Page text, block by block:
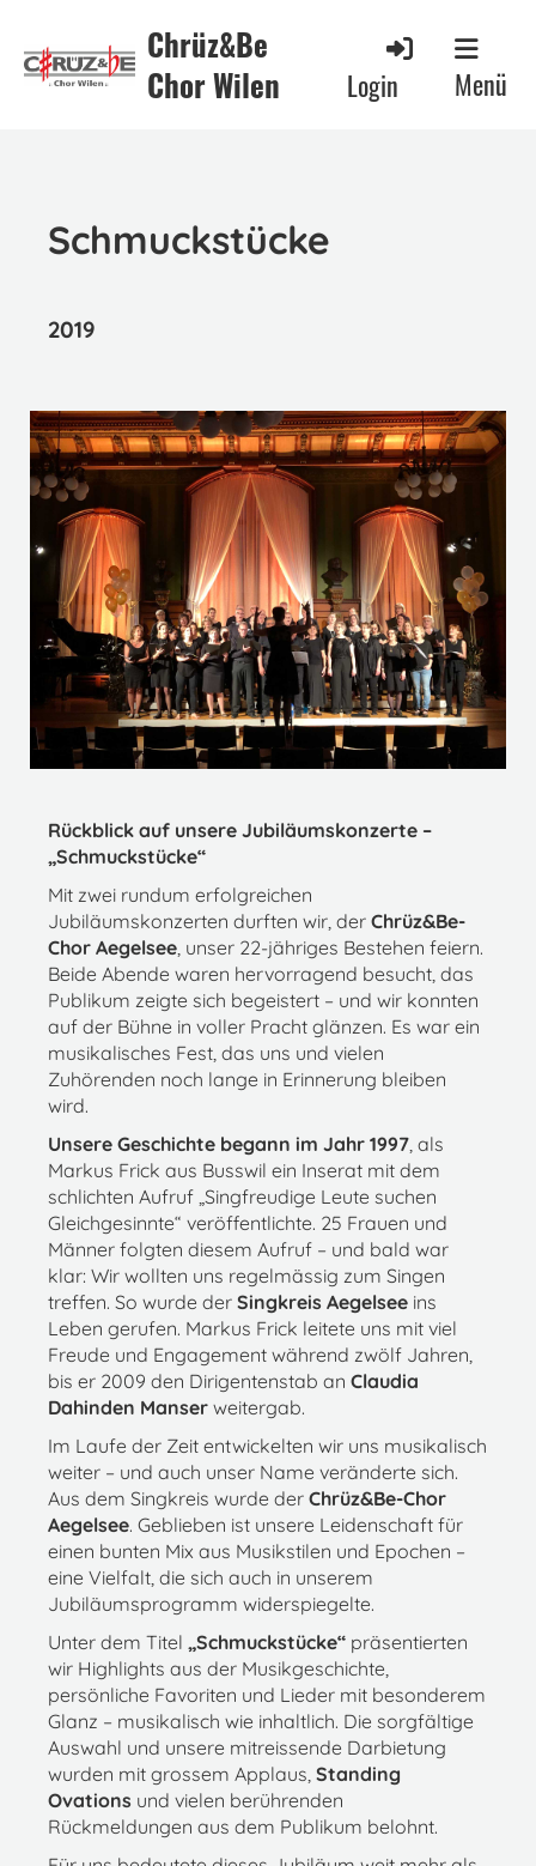
Chrüz&Be
Chor Wilen
Login Menü
Schmuckstücke
2019
Rückblick auf unsere Jubiläumskonzerte –
„Schmuckstücke“
Mit zwei rundum erfolgreichen
Jubiläumskonzerten durften wir, der Chrüz&Be-
Chor Aegelsee , unser 22-jähriges Bestehen feiern.
Beide Abende waren hervorragend besucht, das
Publikum zeigte sich begeistert – und wir konnten
auf der Bühne in voller Pracht glänzen. Es war ein
musikalisches Fest, das uns und vielen
Zuhörenden noch lange in Erinnerung bleiben
wird.
Unsere Geschichte begann im Jahr 1997 , als
Markus Frick aus Busswil ein Inserat mit dem
schlichten Aufruf „Singfreudige Leute suchen
Gleichgesinnte“ veröffentlichte. 25 Frauen und
Männer folgten diesem Aufruf – und bald war
klar: Wir wollten uns regelmässig zum Singen
treffen. So wurde der Singkreis Aegelsee ins
Leben gerufen. Markus Frick leitete uns mit viel
Freude und Engagement während zwölf Jahren,
bis er 2009 den Dirigentenstab an Claudia
Dahinden Manser weitergab.
Im Laufe der Zeit entwickelten wir uns musikalisch
weiter – und auch unser Name veränderte sich.
Aus dem Singkreis wurde der Chrüz&Be-Chor
Aegelsee. Geblieben ist unsere Leidenschaft für
einen bunten Mix aus Musikstilen und Epochen –
eine Vielfalt, die sich auch in unserem
Jubiläumsprogramm widerspiegelte.
Unter dem Titel „Schmuckstücke“ präsentierten
wir Highlights aus der Musikgeschichte,
persönliche Favoriten und Lieder mit besonderem
Glanz – musikalisch wie inhaltlich. Die sorgfältige
Auswahl und unsere mitreissende Darbietung
wurden mit grossem Applaus, Standing
Ovations und vielen berührenden
Rückmeldungen aus dem Publikum belohnt.